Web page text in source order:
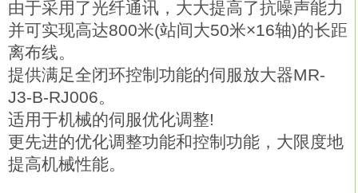
由于采用了光纤通讯，大大提高了抗噪声能力
并可实现高达800米(站间大50米×16轴)的长距
离布线。
提供满足全闭环控制功能的伺服放大器MR-
J3-B-RJ006。
适用于机械的伺服优化调整!
更先进的优化调整功能和控制功能，大限度地
提高机械性能。